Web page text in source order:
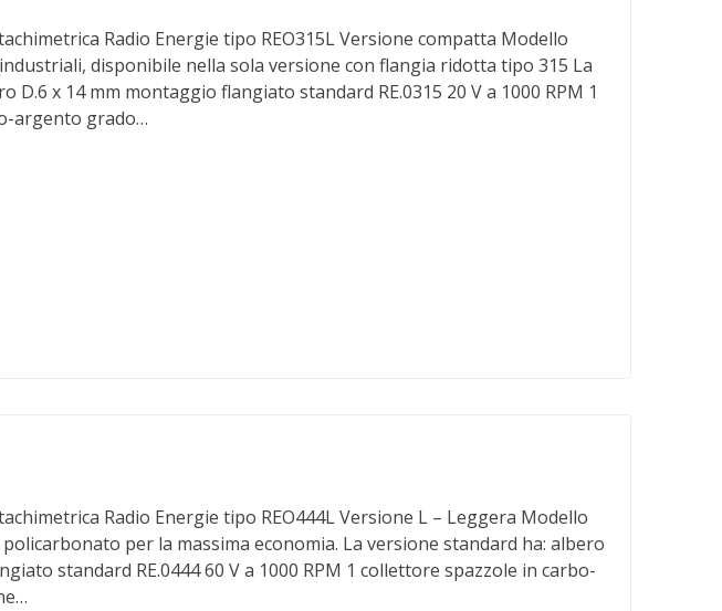
Radio Energie tipo REO315L Versione compatta Modello
disponibile nella sola versione con flangia ridotta tipo 315 La
D.6 x 14 mm montaggio flangiato standard RE.0315 20 V a 1000 RPM 1
argento grado…
Radio Energie tipo REO444L Versione L – Leggera Modello
per la massima economia. La versione standard ha: albero
standard RE.0444 60 V a 1000 RPM 1 collettore spazzole in carbo-